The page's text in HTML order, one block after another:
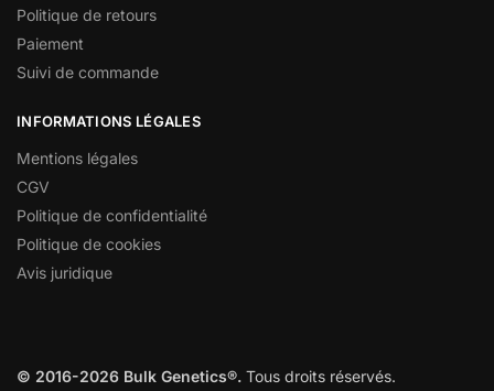
Politique de retours
Paiement
Suivi de commande
INFORMATIONS LÉGALES
Mentions légales
CGV
Politique de confidentialité
Politique de cookies
Avis juridique
© 2016-2026 Bulk Genetics®. Tous droits réservés.